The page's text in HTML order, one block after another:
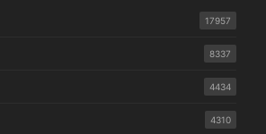
17957
8337
4434
4310